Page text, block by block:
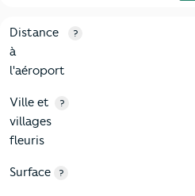
3-Environnement
Critères Grand Mare
Distance
à
l'aéroport
?
Ville et
villages
fleuris
?
Surface ?